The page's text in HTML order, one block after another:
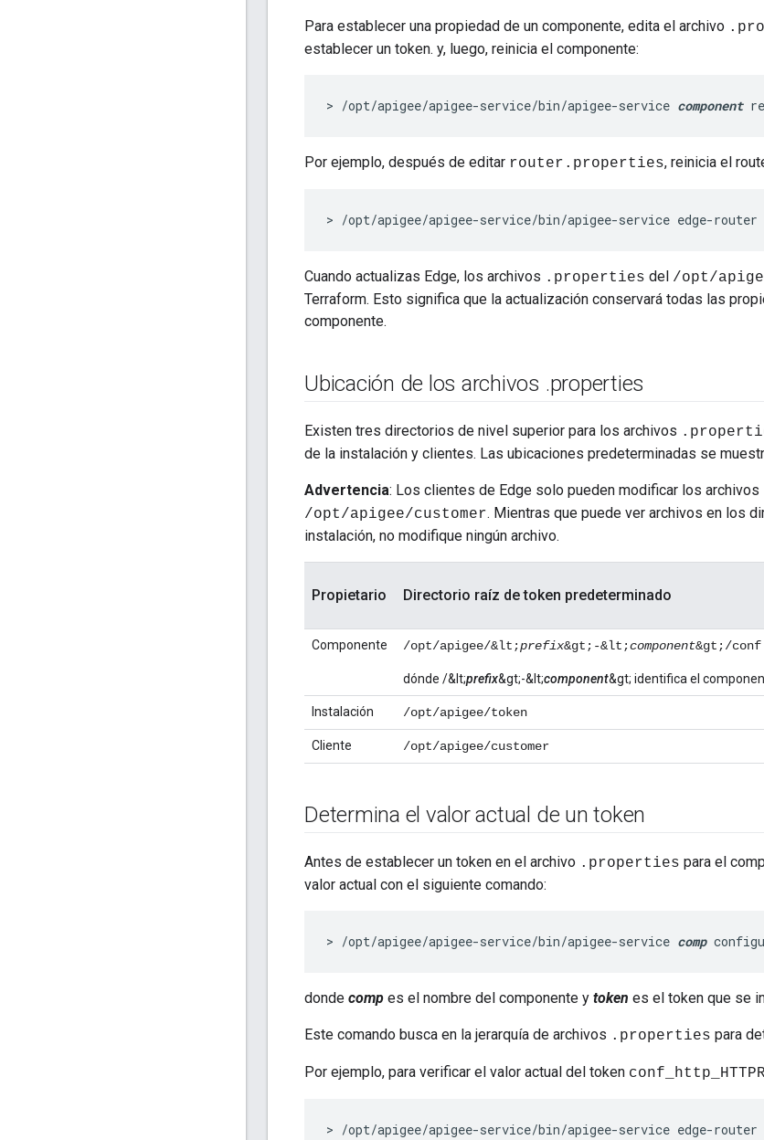
Para establecer una propiedad de un componente, edita el archivo
establecer un token. y, luego, reinicia el componente:
> /opt/apigee/apigee-service/bin/apigee-service component
Por ejemplo, después de editar router.properties, reinicia el
> /opt/apigee/apigee-service/bin/apigee-service edge-
Cuando actualizas Edge, los archivos .properties del /opt/
Terraform. Esto significa que la actualización conservará todas las
componente.
Ubicación de los archivos .properties
Existen tres directorios de nivel superior para los archivos
de la instalación y clientes. Las ubicaciones predeterminadas se
Advertencia: Los clientes de Edge solo pueden modificar los archivos
/opt/apigee/customer. Mientras que puede ver archivos en los
instalación, no modifique ningún archivo.
Propietario Directorio raíz de token predeterminado
Componente /opt/apigee/&lt;prefix&gt;-&lt;component&gt;/conf
dónde /&lt;prefix&gt;-&lt;component&gt; identifica el
Instalación /opt/apigee/token
Cliente /opt/apigee/customer
Determina el valor actual de un token
Antes de establecer un token en el archivo .properties para el
valor actual con el siguiente comando:
> /opt/apigee/apigee-service/bin/apigee-service comp
donde comp es el nombre del componente y token es el token que se
Este comando busca en la jerarquía de archivos .properties para
Por ejemplo, para verificar el valor actual del token
> /opt/apigee/apigee-service/bin/apigee-service edge-